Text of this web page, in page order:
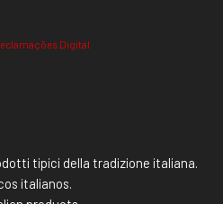
Digital
tipici della tradizione italiana.
italianos.